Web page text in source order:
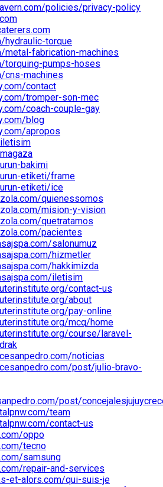
policies/privacy-policy
hydraulic-torque
metal-fabrication-machines
torquing-pumps-hoses
cns-machines
contact
tromper-son-mec
coach-couple-gay
blog
apropos
bakimi
etiketi/frame
etiketi/ice
quienessomos
mision-y-vision
quetratamos
pacientes
salonumuz
hizmetler
hakkimizda
iletisim
contact-us
about
pay-online
mcq/home
course/laravel-
noticias
post/julio-bravo-
post/
team
contact-us
oppo
tecno
samsung
repair-and-services
et-alors.com/qui-suis-je